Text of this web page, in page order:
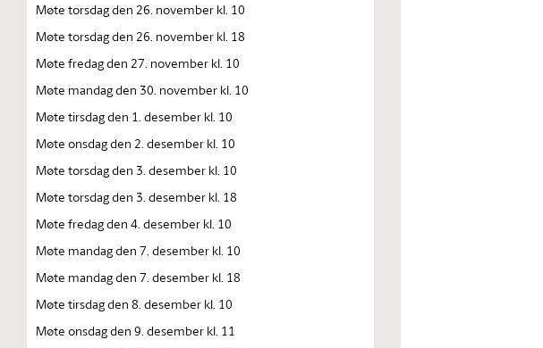
Møte torsdag den 26. november kl. 10
Møte torsdag den 26. november kl. 18
Møte fredag den 27. november kl. 10
Møte mandag den 30. november kl. 10
Møte tirsdag den 1. desember kl. 10
Møte onsdag den 2. desember kl. 10
Møte torsdag den 3. desember kl. 10
Møte torsdag den 3. desember kl. 18
Møte fredag den 4. desember kl. 10
Møte mandag den 7. desember kl. 10
Møte mandag den 7. desember kl. 18
Møte tirsdag den 8. desember kl. 10
Møte onsdag den 9. desember kl. 11